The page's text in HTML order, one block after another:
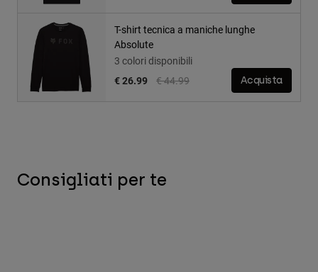
T-shirt tecnica a maniche lunghe
Absolute
3 colori disponibili
Price reduced from
€ 44.99to
€ 26.99 Acquista
Consigliati per te